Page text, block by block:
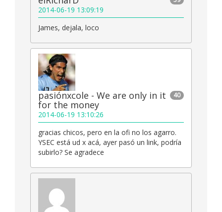
2014-06-19 13:09:19
James, dejala, loco
40
pasiónxcole - We are only in it
for the money
2014-06-19 13:10:26
gracias chicos, pero en la ofi no los agarro.
YSEC está ud x acá, ayer pasó un link, podría
subirlo? Se agradece